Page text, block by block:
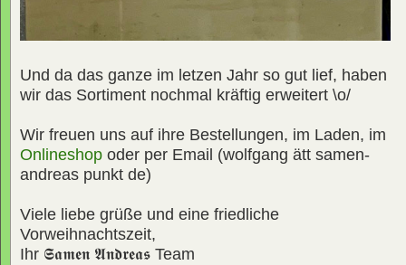
Und da das ganze im letzen Jahr so gut lief, haben
wir das Sortiment nochmal kräftig erweitert \o/
Wir freuen uns auf ihre Bestellungen, im Laden, im
Onlineshop oder per Email (wolfgang ätt samen-
andreas punkt de)
Viele liebe grüße und eine friedliche
Vorweihnachtszeit,
Ihr 𝕾𝖆𝖒𝖊𝖓 𝕬𝖓𝖉𝖗𝖊𝖆𝖘 Team